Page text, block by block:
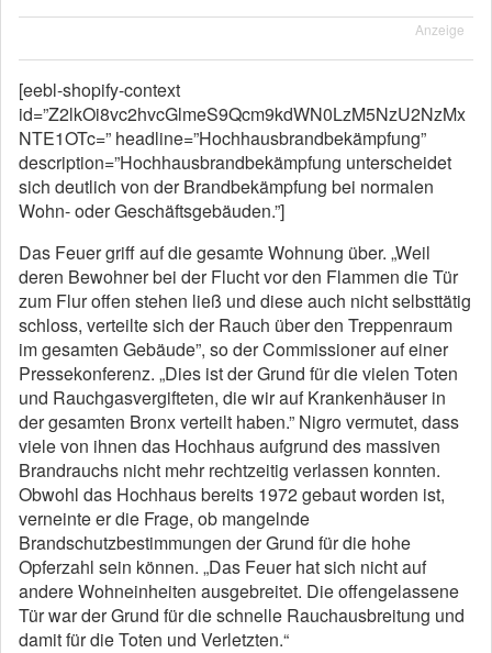
Anzeige
[eebl-shopify-context
id=”Z2lkOi8vc2hvcGlmeS9Qcm9kdWN0LzM5NzU2NzMx
NTE1OTc=” headline=”Hochhausbrandbekämpfung”
description=”Hochhausbrandbekämpfung unterscheidet
sich deutlich von der Brandbekämpfung bei normalen
Wohn- oder Geschäftsgebäuden.”]
Das Feuer griff auf die gesamte Wohnung über. „Weil
deren Bewohner bei der Flucht vor den Flammen die Tür
zum Flur offen stehen ließ und diese auch nicht selbsttätig
schloss, verteilte sich der Rauch über den Treppenraum
im gesamten Gebäude”, so der Commissioner auf einer
Pressekonferenz. „Dies ist der Grund für die vielen Toten
und Rauchgasvergifteten, die wir auf Krankenhäuser in
der gesamten Bronx verteilt haben.” Nigro vermutet, dass
viele von ihnen das Hochhaus aufgrund des massiven
Brandrauchs nicht mehr rechtzeitig verlassen konnten.
Obwohl das Hochhaus bereits 1972 gebaut worden ist,
verneinte er die Frage, ob mangelnde
Brandschutzbestimmungen der Grund für die hohe
Opferzahl sein können. „Das Feuer hat sich nicht auf
andere Wohneinheiten ausgebreitet. Die offengelassene
Tür war der Grund für die schnelle Rauchausbreitung und
damit für die Toten und Verletzten.“